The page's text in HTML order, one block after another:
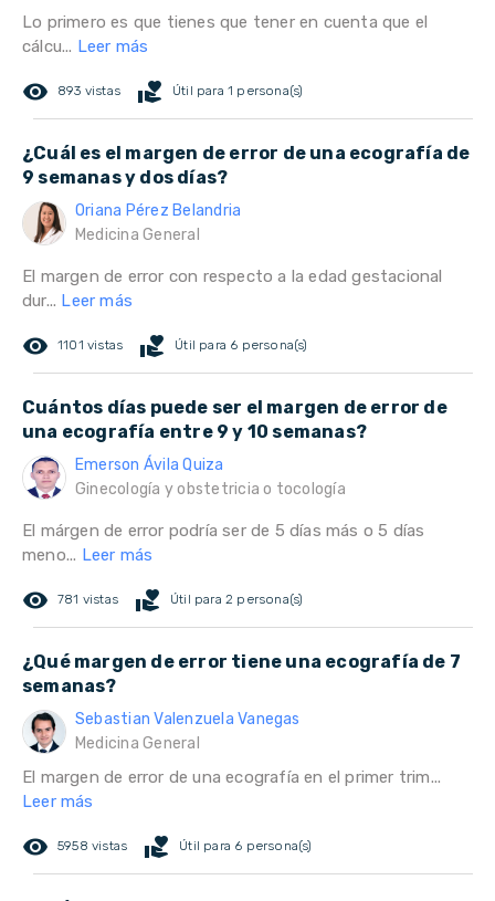
Lo primero es que tienes que tener en cuenta que el
cálcu... Leer más
remove_red_eye 893 vistas volunteer_activism Útil para 1 persona(s)
¿Cuál es el margen de error de una ecografía de
9 semanas y dos días?
Oriana Pérez Belandria
Medicina General
El margen de error con respecto a la edad gestacional
dur... Leer más
remove_red_eye 1101 vistas volunteer_activism Útil para 6 persona(s)
Cuántos días puede ser el margen de error de
una ecografía entre 9 y 10 semanas?
Emerson Ávila Quiza
Ginecología y obstetricia o tocología
El márgen de error podría ser de 5 días más o 5 días
meno... Leer más
remove_red_eye 781 vistas volunteer_activism Útil para 2 persona(s)
¿Qué margen de error tiene una ecografía de 7
semanas?
Sebastian Valenzuela Vanegas
Medicina General
El margen de error de una ecografía en el primer trim...
Leer más
remove_red_eye 5958 vistas volunteer_activism Útil para 6 persona(s)